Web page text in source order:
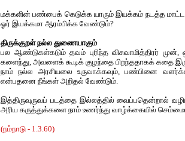
மக்களின் பண்பைக் கெடுக்க யாரும் இயக்கம் நடத்த
ஓர் இயக்கமா ஆரம்பிக்க வேண்டும்?
திருக்குறள் நல்ல துணையாகும்
பல ஆண்டுகள்கடும் தவம் புரிந்த விசுவாமித்திரர்
களைந்து, அவளைக் கூடிக் குழந்தை பிறந்ததாகக் கதை
நாம் நல்ல அரசியலை உருவாக்கவும், பண்பினை
என்பதனை நீங்கள் அறிதல் வேண்டும்.
இத்திருவுருவப் படத்தை இல்லத்தில் வைப்பதென்றால்
அரிய கருத்துக்களை நாம் உணர்ந்து வாழ்க்கையில்
(நம்நாடு - 1.3.60)